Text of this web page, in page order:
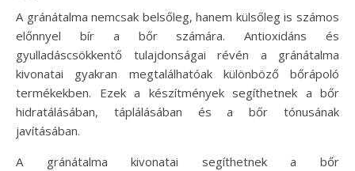
A gránátalma nemcsak belsőleg, hanem külsőleg is számos
előnnyel bír a bőr számára. Antioxidáns és
gyulladáscsökkentő tulajdonságai révén a gránátalma
kivonatai gyakran megtalálhatóak különböző bőrápoló
termékekben. Ezek a készítmények segíthetnek a bőr
hidratálásában, táplálásában és a bőr tónusának
javításában.
A gránátalma kivonatai segíthetnek a bőr